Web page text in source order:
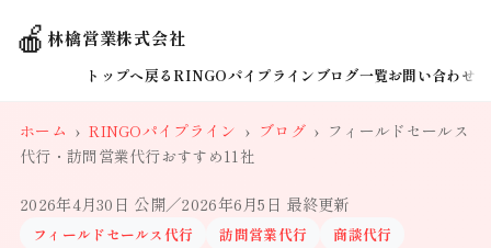
🍎林檎営業株式会社
トップへ戻るRINGOパイプライン ブログ一覧お問い合わせ
ホーム › RINGOパイプライン › ブログ › フィールドセールス
代行・訪問営業代行おすすめ11社
2026年4月30日 公開／2026年6月5日 最終更新
フィールドセールス代行 訪問営業代行
商談代行